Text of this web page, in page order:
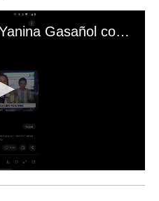
El mal momento de Yanina Gasañol con un hincha argentino en "Subrayado"